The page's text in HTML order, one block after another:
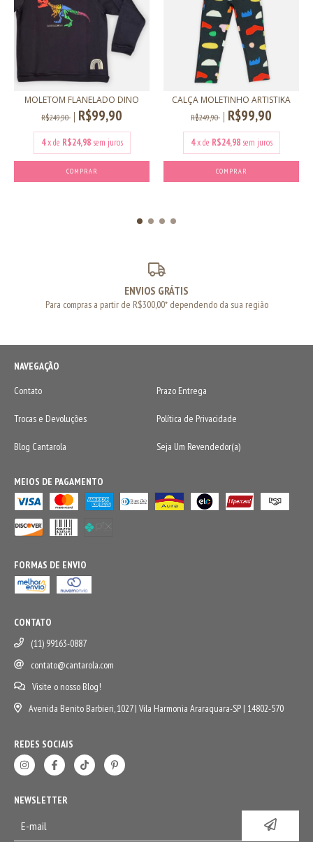
MOLETOM FLANELADO DINO
R$249,90 R$99,90
4 x de R$24,98 sem juros
COMPRAR
CALÇA MOLETINHO ARTISTIKA
R$249,90 R$99,90
4 x de R$24,98 sem juros
COMPRAR
ENVIOS GRÁTIS
Para compras a partir de R$300,00* dependendo da sua região
NAVEGAÇÃO
Contato
Prazo Entrega
Trocas e Devoluções Política de Privacidade
Blog Cantarola Seja Um Revendedor(a)
MEIOS DE PAGAMENTO
FORMAS DE ENVIO
CONTATO
(11) 99163-0887
contato@cantarola.com
Visite o nosso Blog!
Avenida Benito Barbieri, 1027 | Vila Harmonia Araraquara-SP | 14802-570
REDES SOCIAIS
NEWSLETTER